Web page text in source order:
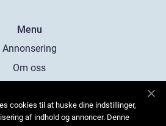
Menu
Annonsering
Om oss
Kontakta oss
cookies til at huske dine indstillinger,
af indhold og annoncer. Denne